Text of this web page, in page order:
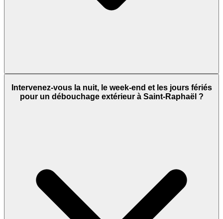
Intervenez-vous la nuit, le week-end et les jours fériés
pour un débouchage extérieur à Saint-Raphaël ?